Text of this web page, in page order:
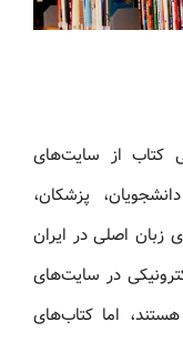
کتاب‌ از سایت‌های
پزشکان،
زبان اصلی در ایران
در سایت‌های
اما کتاب‌های